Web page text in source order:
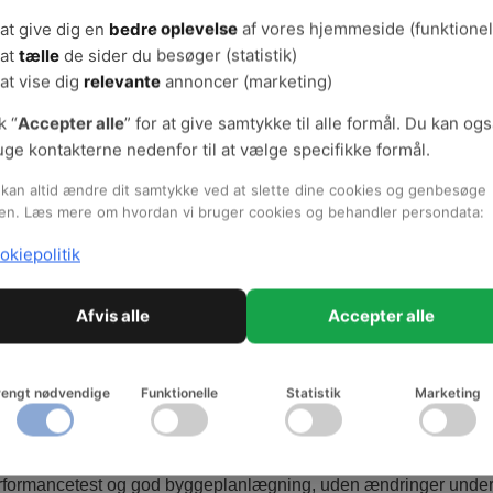
er tænkt ind helt fra starten.
Vellykket proces for byggeri af nyt
Gymnasium i København er planlagt og projekteret
til stede. Derfor har Københavns Kommune lavet et stort
pædagogiske visioner og de nyeste krav og ønsker fra
Nu kan lærerne tage jakken af om vinteren
ventilation og temperaturstyring på Skovlunde Skole i
og lærere. Skolen har valgt central løsning for at kunne
SDU fik endelig en ny bygning – helt uden
og god byggeplanlægning, uden ændringer
at give dig en bedre oplevelse af vores hjemmeside
at tælle de sider du besøger (statistik)
at vise dig relevante annoncer (marketing)
“Accepter alle” for at give samtykke til alle formål. Du kan
kontakterne nedenfor til at vælge specifikke formål.
kan altid ændre dit samtykke ved at slette dine cookies og genbesøge
Læs mere om hvordan vi bruger cookies og behandler persondata:
Afvis alle Accepter alle
nødvendige Funktionelle Statistik Marketing